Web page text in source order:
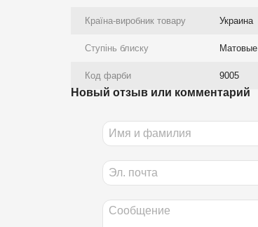
Країна-виробник товару Украина
Ступінь блиску Матовые
Код фарби 9005
Новый отзыв или комментарий